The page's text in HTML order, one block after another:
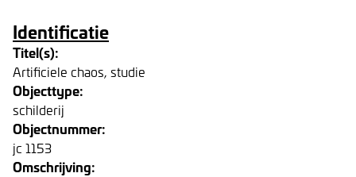
Identificatie
Titel(s):
Artificiele chaos, studie
Objecttype:
schilderij
Objectnummer:
jc 1153
Omschrijving: